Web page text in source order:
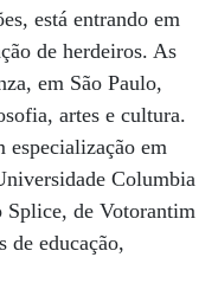
está entrando em
de herdeiros. As
em São Paulo,
artes e cultura.
especialização em
Columbia
de Votorantim
de educação,